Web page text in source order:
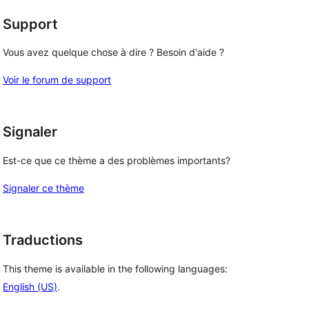
Support
Vous avez quelque chose à dire ? Besoin d'aide ?
Voir le forum de support
Signaler
Est-ce que ce thème a des problèmes importants?
Signaler ce thème
Traductions
This theme is available in the following languages:
English (US).